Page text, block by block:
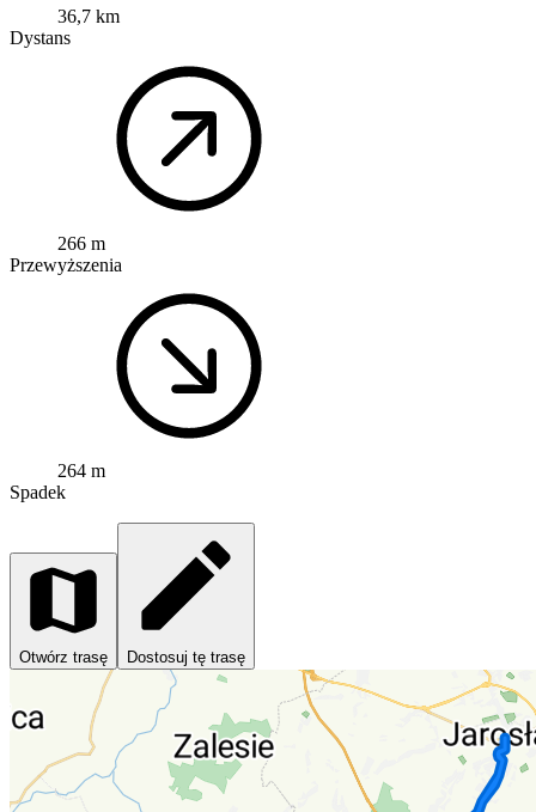
36,7 km
Dystans
266 m
Przewyższenia
264 m
Spadek
Otwórz trasę Dostosuj tę trasę